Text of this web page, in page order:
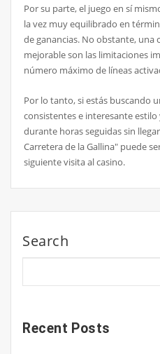
Por su parte, el juego en sí
la vez muy equilibrado en
de ganancias. No obstante, una
mejorable son las limitaciones
número máximo de líneas
Por lo tanto, si estás buscando
consistentes e interesante
durante horas seguidas sin
Carretera de la Gallina" puede
siguiente visita al casino.
Search
Recent Posts